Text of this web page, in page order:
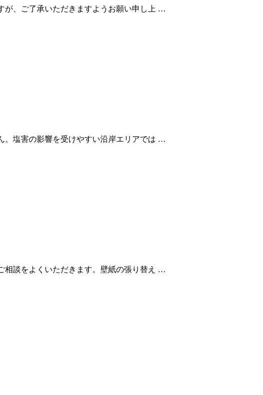
が、ご了承いただきますようお願い申し上 …
。塩害の影響を受けやすい沿岸エリアでは …
相談をよくいただきます。壁紙の張り替え …